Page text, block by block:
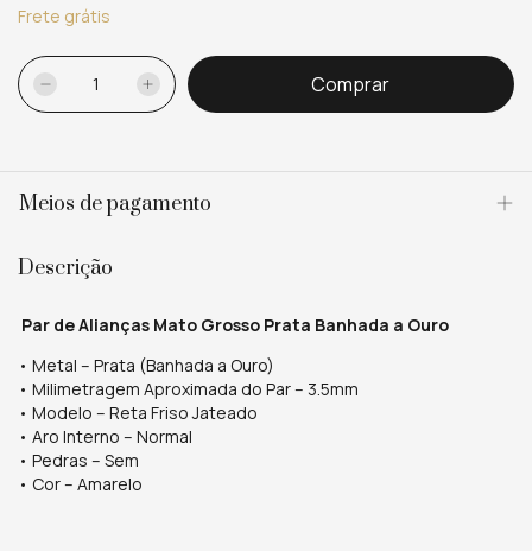
Frete grátis
Meios de pagamento
Descrição
Par de Alianças Mato Grosso Prata Banhada a Ouro
• Metal – Prata (Banhada a Ouro)
• Milimetragem Aproximada do Par – 3.5mm
• Modelo – Reta Friso Jateado
• Aro Interno – Normal
• Pedras – Sem
• Cor– Amarelo